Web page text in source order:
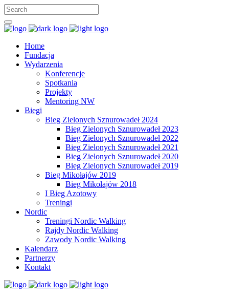
Home
Fundacja
Wydarzenia
Konferencje
Spotkania
Projekty
Mentoring NW
Biegi
Bieg Zielonych Sznurowadeł 2024
Bieg Zielonych Sznurowadeł 2023
Bieg Zielonych Sznurowadeł 2022
Bieg Zielonych Sznurowadeł 2021
Bieg Zielonych Sznurowadeł 2020
Bieg Zielonych Sznurowadeł 2019
Bieg Mikołajów 2019
Bieg Mikołajów 2018
I Bieg Azotowy
Treningi
Nordic
Treningi Nordic Walking
Rajdy Nordic Walking
Zawody Nordic Walking
Kalendarz
Partnerzy
Kontakt